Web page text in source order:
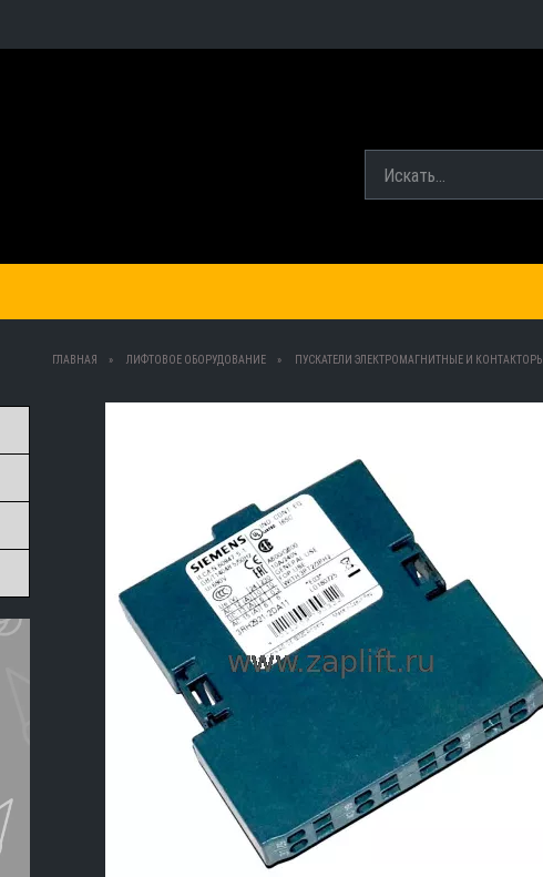
ГЛАВНАЯ ЛИФТОВОЕ ОБОРУДОВАНИЕ ПУСКАТЕЛИ ЭЛЕКТРОМАГНИТНЫЕ И КОНТАКТОРЫ